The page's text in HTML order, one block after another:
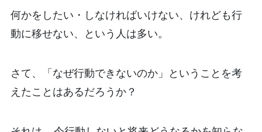
何かをしたい・しなければいけない、けれども行
動に移せない、という人は多い。
さて、「なぜ行動できないのか」ということを考
えたことはあるだろうか？